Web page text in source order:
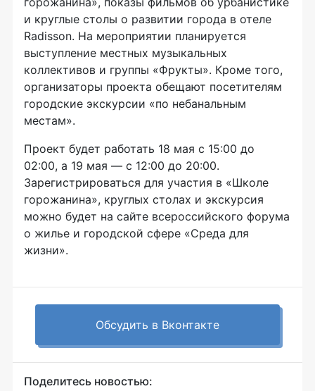
и круглые столы о развитии города в отеле
Radisson. На мероприятии планируется
выступление местных музыкальных
коллективов и группы «Фрукты». Кроме того,
организаторы проекта обещают посетителям
городские экскурсии «по небанальным
местам».
Проект будет работать 18 мая с 15:00 до
02:00, а 19 мая — с 12:00 до 20:00.
Зарегистрироваться для участия в «Школе
горожанина», круглых столах и экскурсия
можно будет на сайте всероссийского форума
о жилье и городской сфере «Среда для
жизни».
Обсудить в Вконтакте
Поделитесь новостью: